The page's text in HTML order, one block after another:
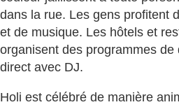
dans la rue. Les gens profitent
et de musique. Les hôtels et
organisent des programmes de
direct avec DJ.
Holi est célébré de manière